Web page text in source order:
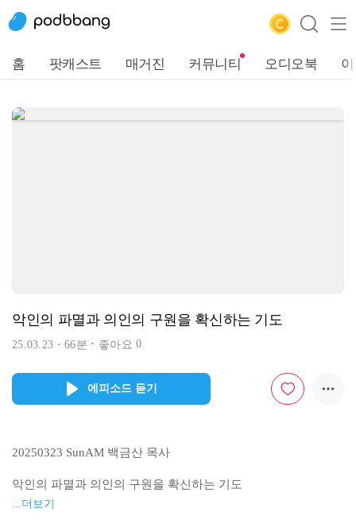
홈 팟캐스트 매거진 커뮤니티 오디오북
악인의 파멸과 의인의 구원을 확신하는 기도
25.03.23 66분 좋아요0
에피소드 듣기
20250323 SunAM 백금산 목사
악인의 파멸과 의인의 구원을 확신하는 기도
...더보기